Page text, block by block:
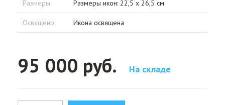
Размеры: Размеры икон: 22,5 х 26,5 см
Освящено: Икона освящена
95 000 руб. На складе